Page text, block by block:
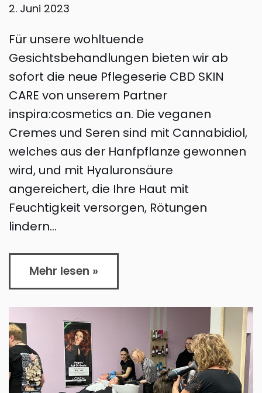
2. Juni 2023
Für unsere wohltuende
Gesichtsbehandlungen bieten wir ab
sofort die neue Pflegeserie CBD SKIN
CARE von unserem Partner
inspira:cosmetics an. Die veganen
Cremes und Seren sind mit Cannabidiol,
welches aus der Hanfpflanze gewonnen
wird, und mit Hyaluronsäure
angereichert, die Ihre Haut mit
Feuchtigkeit versorgen, Rötungen
lindern…
Mehr lesen »